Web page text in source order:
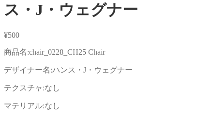
ス・J・ウェグナー
¥500
商品名:chair_0228_CH25 Chair
デザイナー名:ハンス・J・ウェグナー
テクスチャ:なし
マテリアル:なし